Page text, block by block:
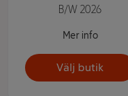
B/W 2026
Mer info
Välj butik